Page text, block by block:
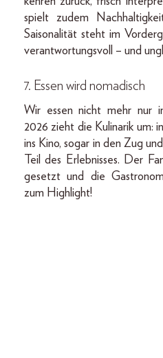
spielt zudem
Saisonalität steht im
verantwortungsvoll – und
7. Essen wird nomadisch
Wir essen nicht mehr nur
2026 zieht die Kulinarik um:
ins Kino, sogar in den Zug
Teil des Erlebnisses. Der
gesetzt und die
zum Highlight!